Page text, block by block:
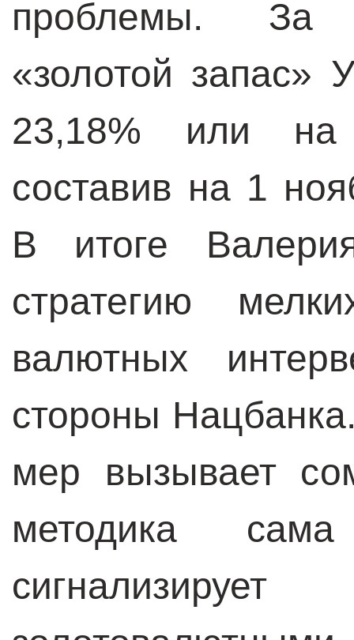
проблемы. За
«золотой запас»
23,18% или
составив на 1
В итоге
стратегию
валютных
стороны
мер вызывает
методика